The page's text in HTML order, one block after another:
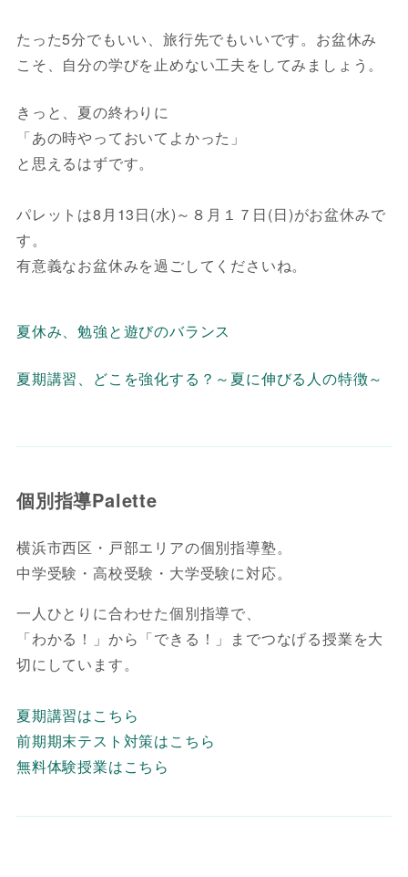
たった5分でもいい、旅行先でもいいです。お盆休み
こそ、自分の学びを止めない工夫をしてみましょう。
きっと、夏の終わりに
「あの時やっておいてよかった」
と思えるはずです。
パレットは8月13日(水)～８月１７日(日)がお盆休みで
す。
有意義なお盆休みを過ごしてくださいね。
夏休み、勉強と遊びのバランス
夏期講習、どこを強化する？～夏に伸びる人の特徴～
個別指導Palette
横浜市西区・戸部エリアの個別指導塾。
中学受験・高校受験・大学受験に対応。
一人ひとりに合わせた個別指導で、
「わかる！」から「できる！」までつなげる授業を大
切にしています。
夏期講習はこちら
前期期末テスト対策はこちら
無料体験授業はこちら